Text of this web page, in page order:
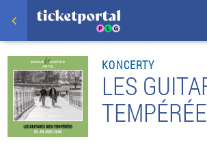
KONCERTY
LES